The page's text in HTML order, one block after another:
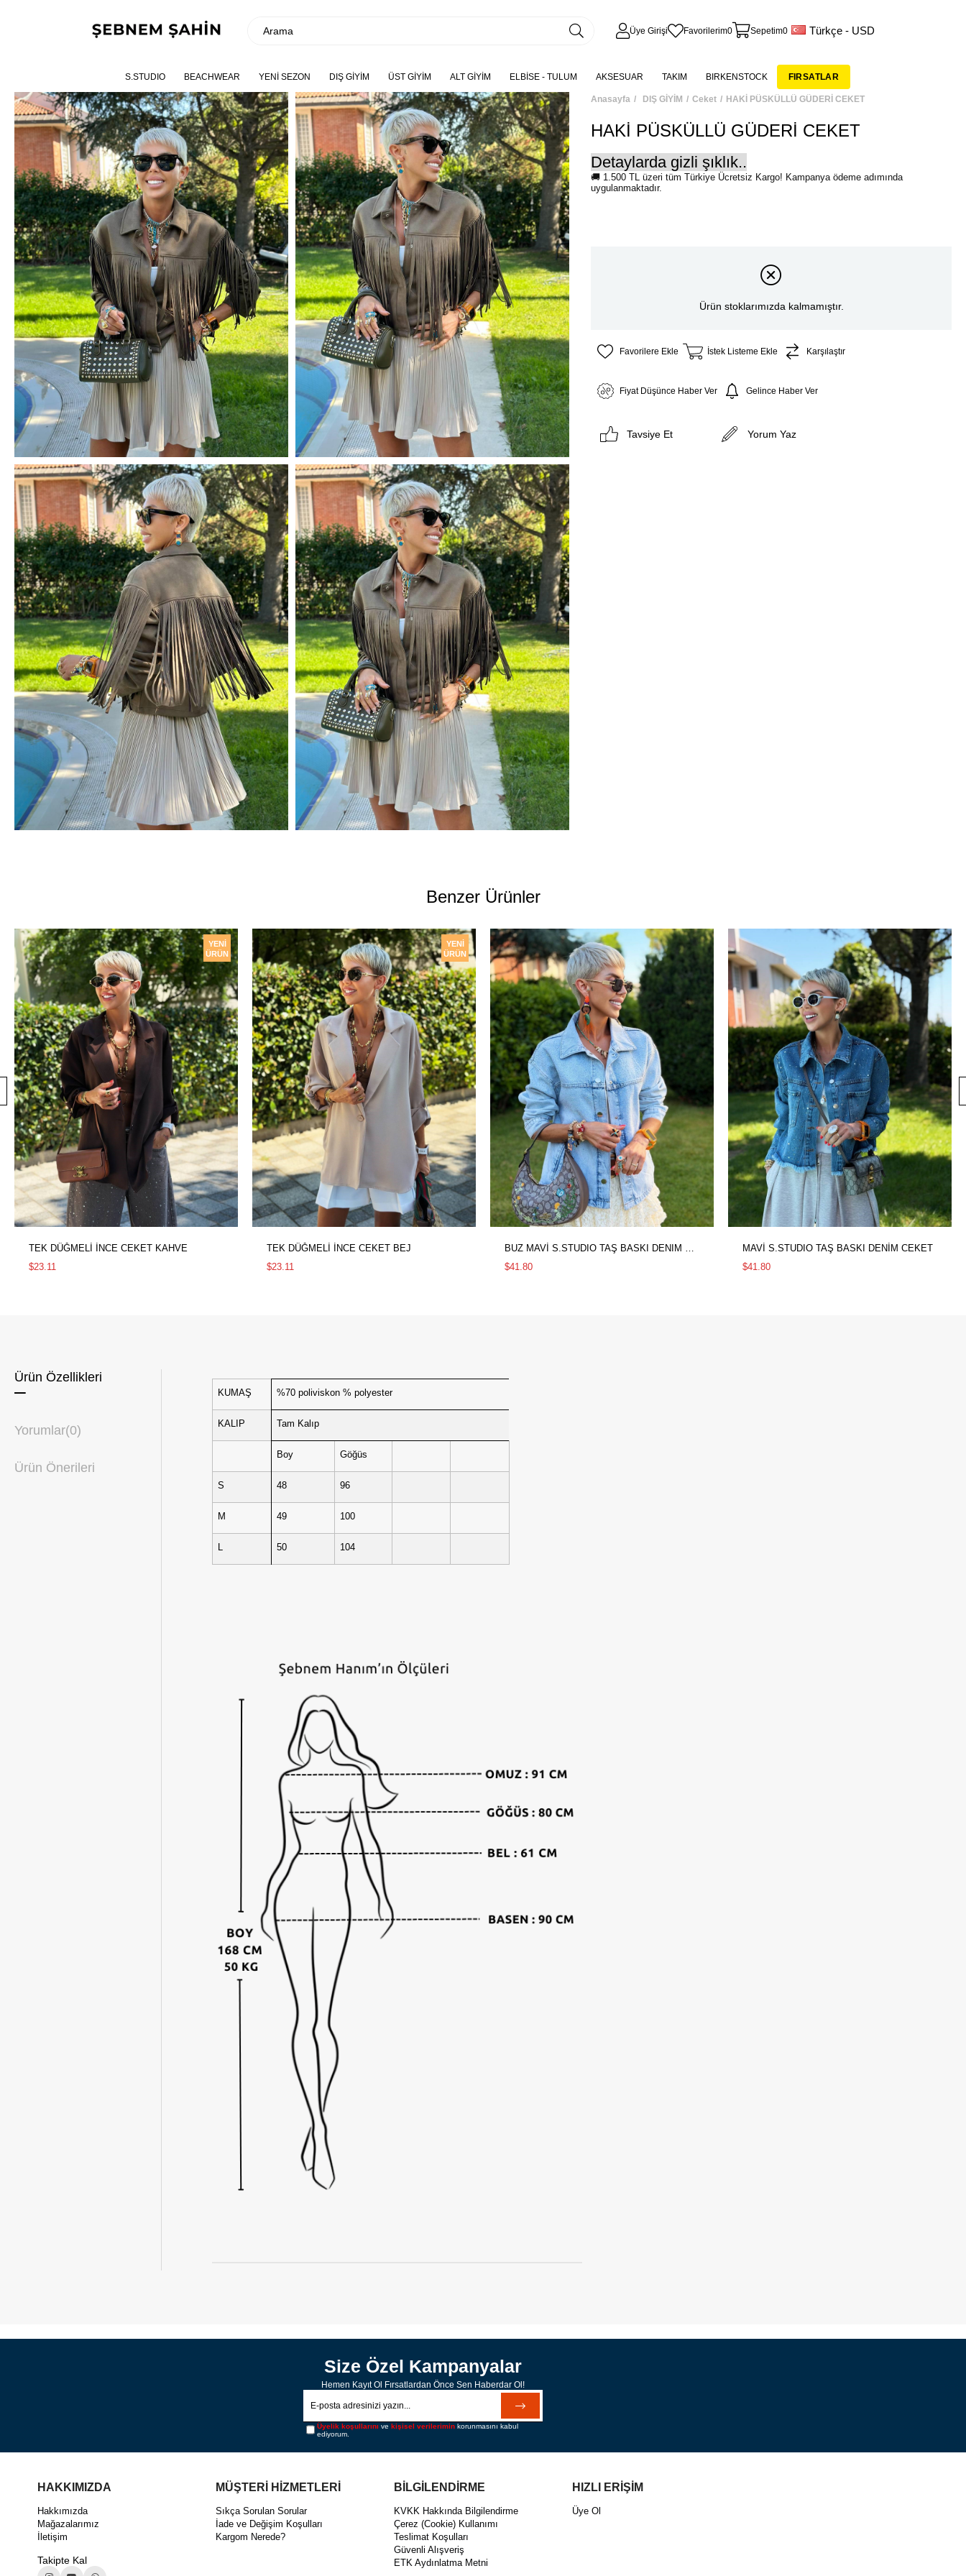
Üye Girişi Favorilerim0 Sepetim0 Türkçe - USD
S.STUDIO BEACHWEAR YENİ SEZON DIŞ GİYİM ÜST GİYİM ALT GİYİM ELBİSE - TULUM AKSESUAR TAKIM BIRKENSTOCK FIRSATLAR
Anasayfa DIŞ GİYİM Ceket HAKİ PÜSKÜLLÜ GÜDERİ CEKET
HAKİ PÜSKÜLLÜ GÜDERİ CEKET
Detaylarda gizli şıklık..
Ürün stoklarımızda kalmamıştır.
Favorilere Ekle İstek Listeme Ekle Karşılaştır
Fiyat Düşünce Haber Ver Gelince Haber Ver
Tavsiye Et Yorum Yaz
Benzer Ürünler
TEK DÜĞMELİ İNCE CEKET KAHVE
$23.11
YENI
ÜRÜN
TEK DÜĞMELİ İNCE CEKET BEJ
$23.11
YENI
ÜRÜN
BUZ MAVİ S.STUDIO TAŞ BASKI DENIM CEKET
$41.80
MAVİ S.STUDIO TAŞ BASKI DENİM CEKET
$41.80
Ürün Özellikleri
Yorumlar(0)
Ürün Önerileri
KUMAŞ %70 poliviskon % polyester
KALIP Tam Kalıp
Boy Göğüs
S 48 96
M 49 100
L 50 104
Size Özel Kampanyalar
Hemen Kayıt Ol Fırsatlardan Önce Sen Haberdar Ol!
Üyelik koşullarını vekişisel verilerimin korunmasını kabul
ediyorum.
HAKKIMIZDA
Hakkımızda
Mağazalarımız
İletişim
Takipte Kal
MÜŞTERİ HİZMETLERİ
Sıkça Sorulan Sorular
İade ve Değişim Koşulları
Kargom Nerede?
BİLGİLENDİRME
KVKK Hakkında Bilgilendirme
Çerez (Cookie) Kullanımı
Teslimat Koşulları
Güvenli Alışveriş
ETK Aydınlatma Metni
HIZLI ERİŞİM
Üye Ol